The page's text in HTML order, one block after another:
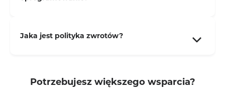
Jaka jest polityka zwrotów?
Potrzebujesz większego wsparcia?